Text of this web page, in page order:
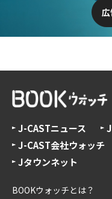
J-CASTニュース
J-CAST会社ウォッチ
Jタウンネット
BOOKウォッチとは？